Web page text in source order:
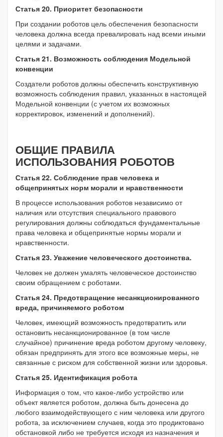
Статья 20. Приоритет безопасности
При создании роботов цель обеспечения безопасности
человека должна всегда превалировать над всеми иными
целями и задачами.
Статья 21. Возможность соблюдения Модельной
конвенции
Создатели роботов должны обеспечить конструктивную
возможность соблюдения правил, указанных в настоящей
Модельной конвенции (с учетом их возможных
корректировок, изменений и дополнений).
ОБЩИЕ ПРАВИЛА
ИСПОЛЬЗОВАНИЯ РОБОТОВ
Статья 22. Соблюдение прав человека и
общепринятых норм морали и нравственности
В процессе использования роботов независимо от
наличия или отсутствия специального правового
регулирования должны соблюдаться фундаментальные
права человека и общепринятые нормы морали и
нравственности.
Статья 23. Уважение человеческого достоинства.
Человек не должен умалять человеческое достоинство
своим обращением с роботами.
Статья 24. Предотвращение несанкционированного
вреда, причиняемого роботом
Человек, имеющий возможность предотвратить или
остановить несанкционированное (в том числе
случайное) причинение вреда роботом другому человеку,
обязан предпринять для этого все возможные меры, не
связанные с риском для собственной жизни или здоровья.
Статья 25. Идентификация робота
Информация о том, что какое-либо устройство или
объект является роботом, должна быть донесена до
любого взаимодействующего с ним человека или другого
робота, за исключением случаев, когда это продиктовано
обстановкой либо не требуется исходя из назначения и